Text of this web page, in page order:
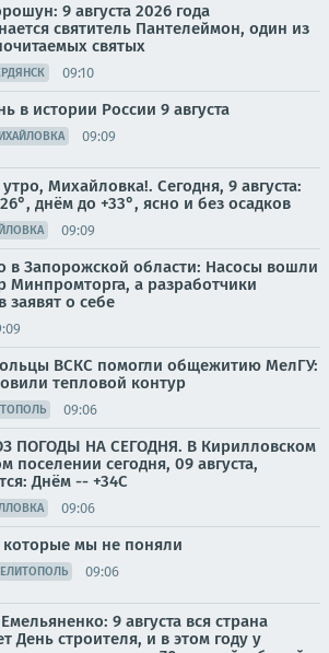
9 августа 2026 года
святитель Пантелеймон, один из
святых
09:10
в истории России 9 августа
09:09
Михайловка!. Сегодня, 9 августа:
днём до +33°, ясно и без осадков
09:09
в Запорожской области: Насосы вошли
Минпромторга, а разработчики
заявят о себе
ВСКС помогли общежитию МелГУ:
тепловой контур
09:06
ПОГОДЫ НА СЕГОДНЯ. В Кирилловском
поселении сегодня, 09 августа,
Днём -- +34С
09:06
которые мы не поняли
09:06
9 августа вся страна
День строителя, и в этом году у